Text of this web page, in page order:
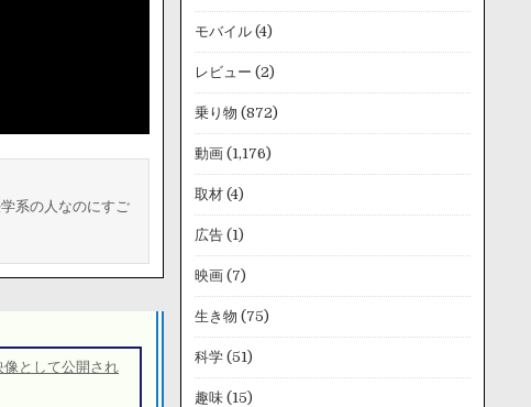
系の人なのにすご
として公開され
モバイル(4)
レビュー (2)
乗り物 (872)
動画(1,176)
取材(4)
広告(1)
映画(7)
生き物 (75)
科学(51)
趣味(15)